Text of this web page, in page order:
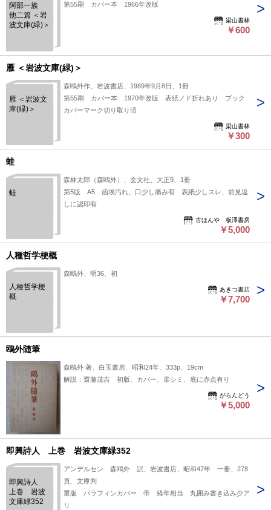
阿部一族
他二篇 ＜岩
波文庫(緑)＞
第55刷 カバー本 1966年改版
梁山書林
￥600
雁 ＜岩波文庫(緑)＞
雁 ＜岩波文
庫(緑)＞
森鴎外作、岩波書店、1989年9月8日、1冊
第55刷 カバー本 1970年改版 表紙ノド折れあり ブック
カバーマーク切り取り済
梁山書林
￥300
蛙
蛙
森林太郎（森鴎外）、玄文社、大正9、1冊
第5版 A5 函埃汚れ、口少し痛み有 表紙少しスレ、前見返
しに認印有
古ほんや 板澤書房
￥5,000
人種哲学梗概
人種哲学梗
概
森鴎外、明36、初
あきつ書店
￥7,700
鴎外随筆
森鴎外 著、白玉書房、昭和24年、333p、19cm
解説：齋藤茂吉 初版、カバー、扉シミ、底に赤点有り
がらんどう
￥5,000
即興詩人 上巻 岩波文庫緑352
即興詩人
上巻 岩波
文庫緑352
アンデルセン 森鴎外 訳、岩波書店、昭和47年 一冊、278
頁、文庫判
重版 パラフィンカバー 帯 経年相当 丸囲み書き込み少ア
リ